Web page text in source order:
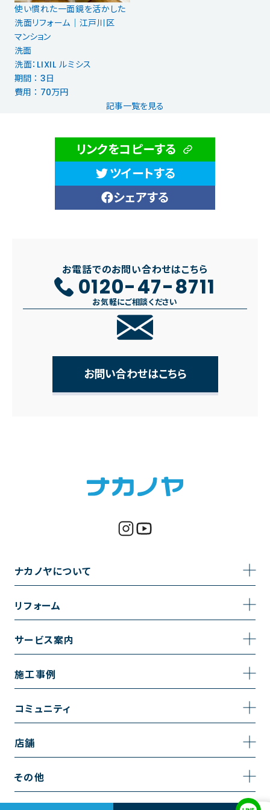
使い慣れた一面鏡を活かした
洗面リフォーム｜江戸川区
マンション
洗面
洗面：LIXIL ルミシス
期間 ： 3日
費用 ： 70万円
記事一覧を見る
リンクをコピーする
ツイートする
シェアする
お電話でのお問い合わせはこちら
0120-47-8711
お気軽にご相談ください
お問い合わせはこちら
ナカノヤについて
事業内容
採用情報
リフォーム
トイレのリフォーム
キッチンのリフォーム
リノベーション
内装のリフォーム
水回りのリフォーム
サービス案内
サービスの流れ
施工事例
施工事例一覧
お風呂の施工事例
コミュニティ
コミュニティ
お知らせ
店舗
越谷店
その他
お問い合わせ